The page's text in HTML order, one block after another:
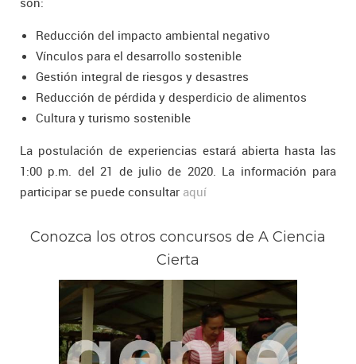
Reducción del impacto ambiental negativo
Vínculos para el desarrollo sostenible
Gestión integral de riesgos y desastres
Reducción de pérdida y desperdicio de alimentos
Cultura y turismo sostenible
La postulación de experiencias estará abierta hasta las
1:00 p.m. del 21 de julio de 2020. La información para
participar se puede consultar aquí
Conozca los otros concursos de A Ciencia
Cierta